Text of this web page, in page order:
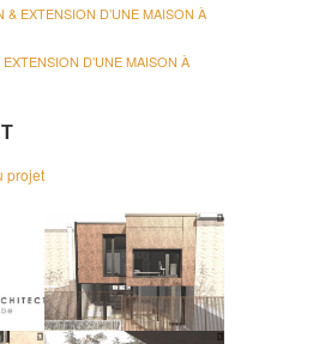
EXTENSION D’UNE MAISON À
D’UNE MAISON À
projet